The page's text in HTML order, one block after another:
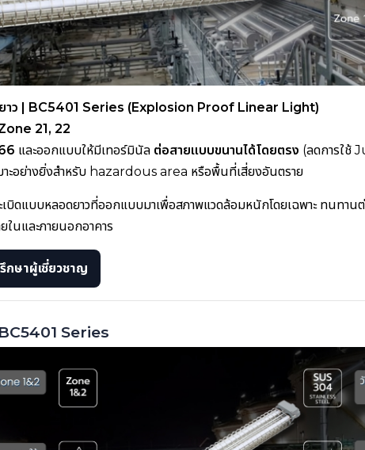
ยาว | BC5401 Series (Explosion Proof Linear Light)
21, 22
และออกแบบให้มีเทอร์มินัล ต่อสายแบบขนานได้โดยตรง (ลดการใช้
าะอย่างยิ่งสำหรับ hazardous area หรือพื้นที่เสี่ยงอันตราย
เบิดแบบหลอดยาวที่ออกแบบมาเพื่อสภาพแวดล้อมหนักโดยเฉพาะ ทนทา
ในและภายนอกอาคาร
กษาผู้เชี่ยวชาญ
Series